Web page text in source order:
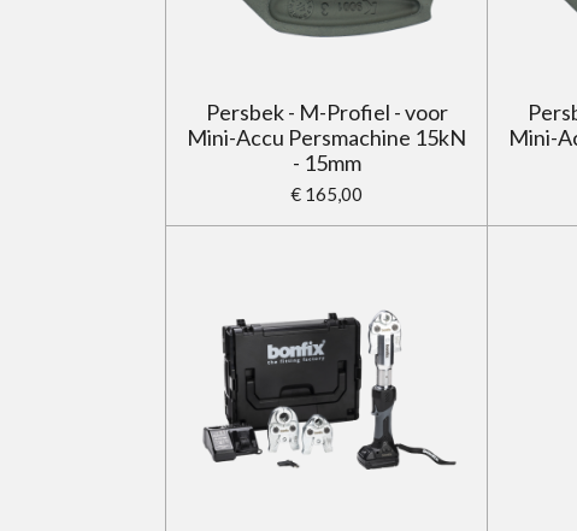
Persbek - M-Profiel - voor
Mini-Accu Persmachine 15kN
- 15mm
€ 165,00
Mini-